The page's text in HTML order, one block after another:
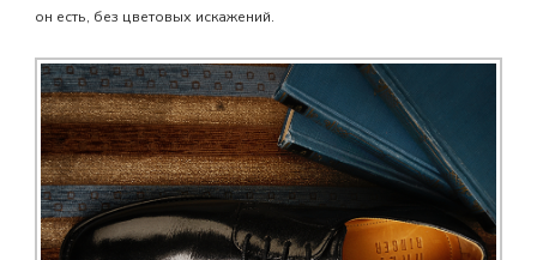
он есть, без цветовых искажений.